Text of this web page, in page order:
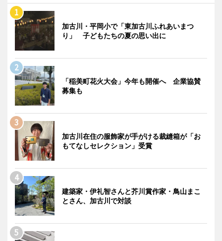
加古川・平岡小で「東加古川ふれあいまつ
り」 子どもたちの夏の思い出に
「稲美町花火大会」今年も開催へ 企業協賛
募集も
加古川在住の服飾家が手がける裁縫箱が「お
もてなしセレクション」受賞
建築家・伊礼智さんと芥川賞作家・鳥山まこ
とさん、加古川で対談